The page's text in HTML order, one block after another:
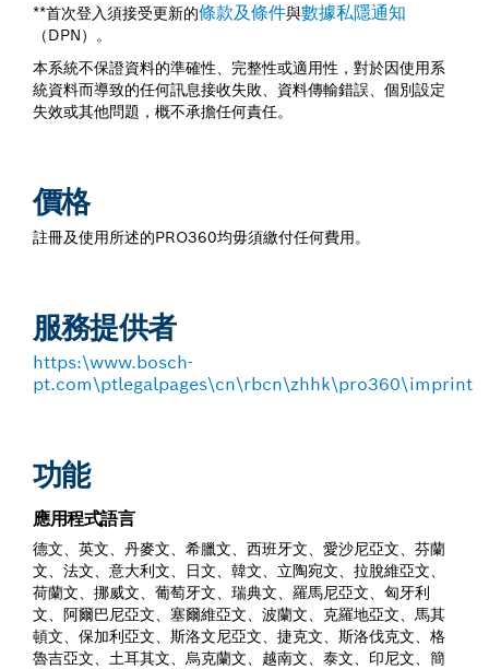
**首次登入須接受更新的條款及條件與數據私隱通知
（DPN）。
本系統不保證資料的準確性、完整性或適用性，對於因使用系
統資料而導致的任何訊息接收失敗、資料傳輸錯誤、個別設定
失效或其他問題，概不承擔任何責任。
價格
註冊及使用所述的PRO360均毋須繳付任何費用。
服務提供者
https:\www.bosch-
pt.com\ptlegalpages\cn\rbcn\zhhk\pro360\imprint
功能
應用程式語言
德文、英文、丹麥文、希臘文、西班牙文、愛沙尼亞文、芬蘭
文、法文、意大利文、日文、韓文、立陶宛文、拉脫維亞文、
荷蘭文、挪威文、葡萄牙文、瑞典文、羅馬尼亞文、匈牙利
文、阿爾巴尼亞文、塞爾維亞文、波蘭文、克羅地亞文、馬其
頓文、保加利亞文、斯洛文尼亞文、捷克文、斯洛伐克文、格
魯吉亞文、土耳其文、烏克蘭文、越南文、泰文、印尼文、簡